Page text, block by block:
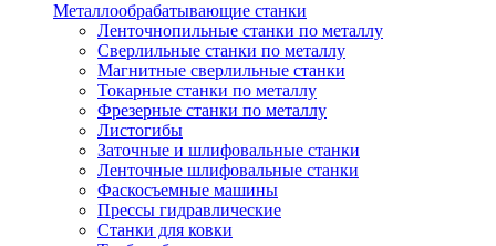
Металлообрабатывающие станки
Ленточнопильные станки по металлу
Сверлильные станки по металлу
Магнитные сверлильные станки
Токарные станки по металлу
Фрезерные станки по металлу
Листогибы
Заточные и шлифовальные станки
Ленточные шлифовальные станки
Фаскосъемные машины
Прессы гидравлические
Станки для ковки